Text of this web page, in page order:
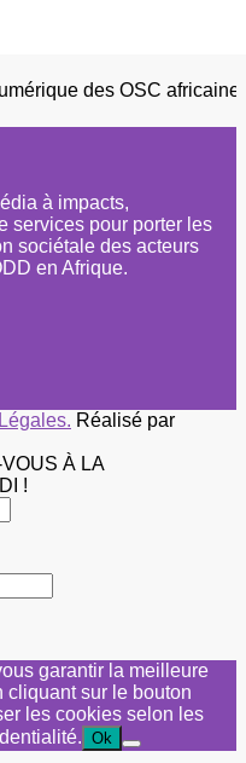
des OSC africaines
à impacts,
services pour porter les
sociétale des acteurs
en Afrique.
Réalisé par
À LA
!
garantir la meilleure
cliquant sur le bouton
les cookies selon les
Ok